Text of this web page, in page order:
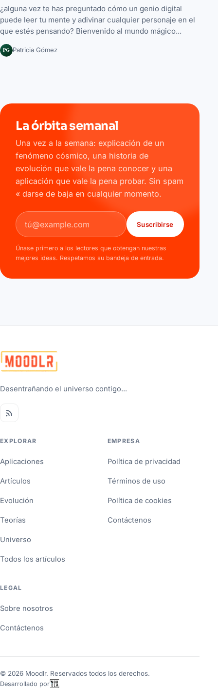
¿alguna vez te has preguntado cómo un genio digital
puede leer tu mente y adivinar cualquier personaje en el
que estés pensando? Bienvenido al mundo mágico...
PG Patricia Gómez
La órbita semanal
Una vez a la semana: explicación de un
fenómeno cósmico, una historia de
evolución que vale la pena conocer y una
aplicación que vale la pena probar. Sin spam
« darse de baja en cualquier momento.
Dirección de correo electrónico
Suscribirse
Únase primero a los lectores que obtengan nuestras
mejores ideas. Respetamos su bandeja de entrada.
Desentrañando el universo contigo...
EXPLORAR
Aplicaciones
Artículos
Evolución
Teorías
Universo
Todos los artículos
EMPRESA
Política de privacidad
Términos de uso
Política de cookies
Contáctenos
LEGAL
Sobre nosotros
Contáctenos
© 2026 Moodlr. Reservados todos los derechos.
Desarrollado por